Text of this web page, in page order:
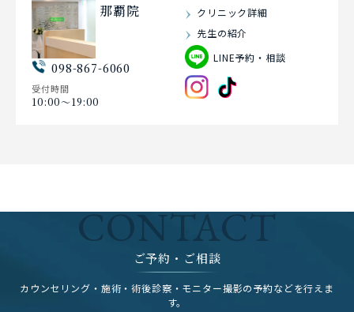
那覇院
098-867-6060
受付時間
10:00〜19:00
クリニック詳細
先生の紹介
LINE予約・相談
CONTACT
ご予約・ご相談
カウンセリング・施術・術後診察・モニター撮影の予約などを行えま
す。